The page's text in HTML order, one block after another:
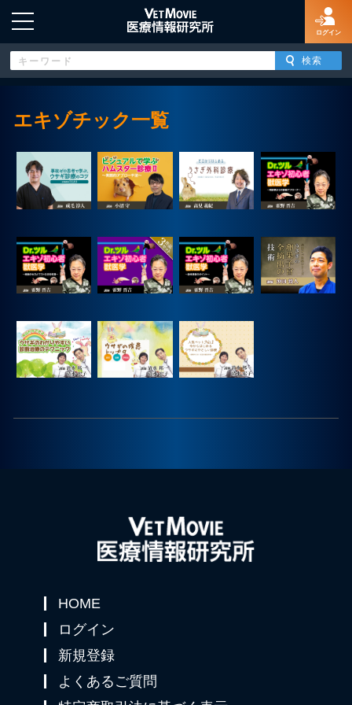
ログイン
HOME
ログイン
新規登録
よくあるご質問
著作権について
エキゾチック一覧
HOME
ログイン
新規登録
よくあるご質問